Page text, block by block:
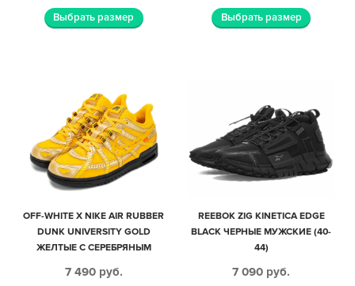
Выбрать размер Выбрать размер
OFF-WHITE X NIKE AIR RUBBER
DUNK UNIVERSITY GOLD
ЖЕЛТЫЕ С СЕРЕБРЯНЫМ
7 490 руб.
REEBOK ZIG KINETICA EDGE
BLACK ЧЕРНЫЕ МУЖСКИЕ (40-
44)
7 090 руб.